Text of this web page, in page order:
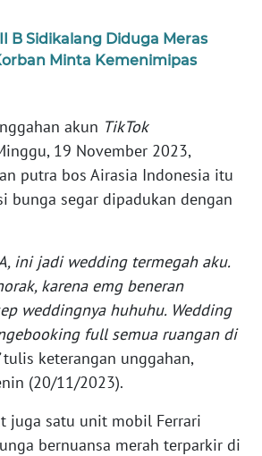
B Sidikalang Diduga Meras
Minta Kemenimipas
akun TikTok
19 November 2023,
putra bos Airasia Indonesia itu
bunga segar dipadukan dengan
ini jadi wedding termegah aku.
karena emg beneran
weddingnya huhuhu. Wedding
full semua ruangan di
tulis keterangan unggahan,
(20/11/2023).
juga satu unit mobil Ferrari
bernuansa merah terparkir di